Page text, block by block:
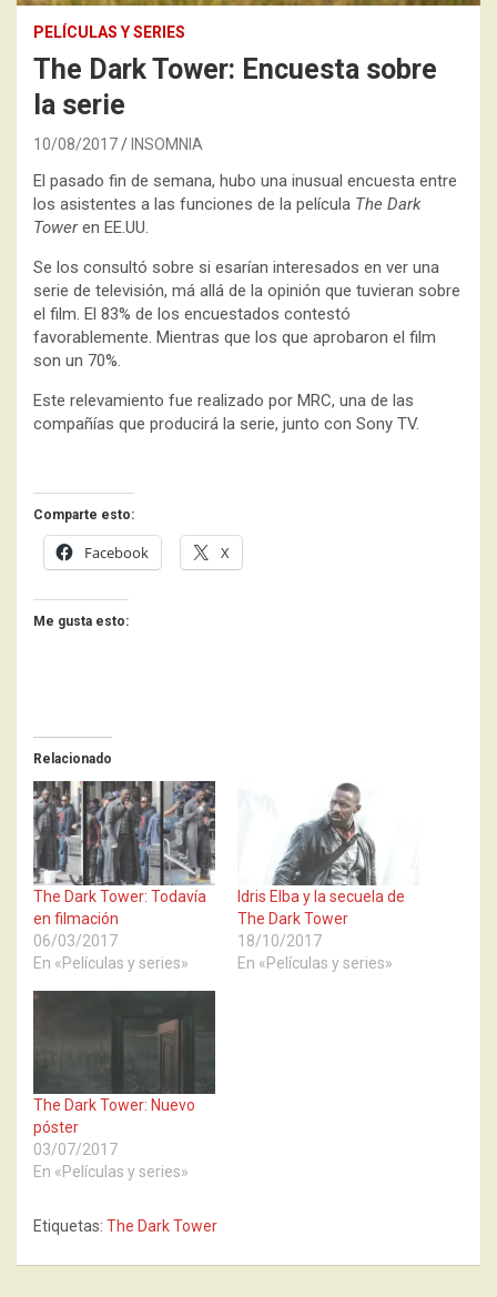
PELÍCULAS Y SERIES
The Dark Tower: Encuesta sobre
la serie
10/08/2017 INSOMNIA
El pasado fin de semana, hubo una inusual encuesta entre
los asistentes a las funciones de la película The Dark
Toweren EE.UU.
Se los consultó sobre si esarían interesados en ver una
serie de televisión, má allá de la opinión que tuvieran sobre
el film. El 83% de los encuestados contestó
favorablemente. Mientras que los que aprobaron el film
son un 70%.
Este relevamiento fue realizado por MRC, una de las
compañías que producirá la serie, junto con Sony TV.
Comparte esto:
Facebook X
Me gusta esto:
Relacionado
The Dark Tower: Todavía
en filmación
06/03/2017
En «Películas y series»
Idris Elba y la secuela de
The Dark Tower
18/10/2017
En «Películas y series»
The Dark Tower: Nuevo
póster
03/07/2017
En «Películas y series»
Etiquetas: The Dark Tower